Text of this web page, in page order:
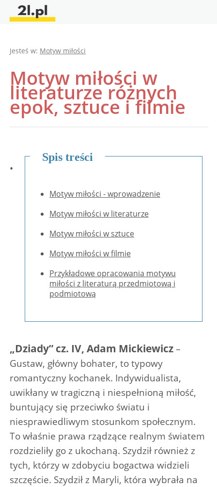
Jesteś w: Motyw miłości
Motyw miłości w
literaturze różnych
epok, sztuce i filmie
Spis treści
Motyw miłości - wprowadzenie
Motyw miłości w literaturze
Motyw miłości w sztuce
Motyw miłości w filmie
Przykładowe opracowania motywu
miłości z literaturą przedmiotową i
podmiotową
•
„Dziady” cz. IV, Adam Mickiewicz–
Gustaw, główny bohater, to typowy
romantyczny kochanek. Indywidualista,
uwikłany w tragiczną i niespełnioną miłość,
buntujący się przeciwko światu i
niesprawiedliwym stosunkom społecznym.
To właśnie prawa rządzące realnym światem
rozdzieliły go z ukochaną. Szydził również z
tych, którzy w zdobyciu bogactwa widzieli
szczęście. Szydził z Maryli, która wybrała na